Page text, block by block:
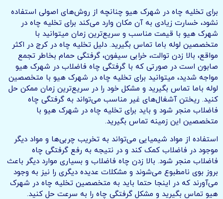
برای تخلیه چاه در شهرک هیو چنانچه از روش‌های اصولی استفاده
نشود، خسارت زیادی به آن مکان وارد می‌کند برای تخلیه چاه در
شهرک هیو با قیمت مناسب و سریع‌ترین زمان میتوانید با
متخصصین لوله باما تماس بگیرید. دلیل تخلیه چاه در کرج در اکثر
مواقع، بالا زدن توالت، خرابی سیفون، گرفتگی حمام بخاطر تجمع
صابون است در صورتی که با گرفتگی چاه فاضلاب در شهرک هیو
مواجه شدید، میتوانید برای تخلیه چاه در شهرک هیو با متخصصین
لوله باما تماس بگیرید و مشکل خود را در سریع‌ترین زمان ممکن حل
کنید. ریختن آشغال‌های غیر مناسب می‌تواند به گرفتگی چاه
فاضلاب منجر شود و باید برای تخلیه چاه در شهرک هیو با
متخصصین این زمینه تماس بگیرید.
استفاده از مواد شیمیایی می‌تواند به تخریب چربی‌ها و مواد دیگر
موجود در فاضلاب کمک کند و در نتیجه به رفع گرفتگی چاه
فاضلاب منجر شود. بالا زدن چاه فاضلاب و بسیاری موارد دیگر باعث
بروز بوی نامطبوع می‌شوند و مشکلات عدیده دیگری را نیز به وجود
می‌آورند که در اینجا حتما باید به متخصصین تخلیه چاه در شهرک
هیو تماس بگیرید و مشکل گرفتگی چاه را به سرعت حل کنید.